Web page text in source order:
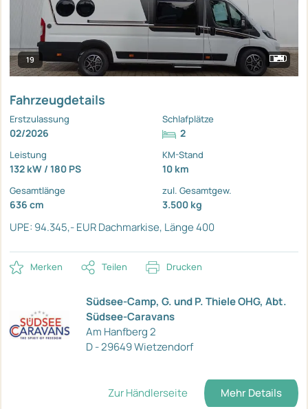
19
Fahrzeugdetails
Erstzulassung
02/2026
Schlafplätze
2
Leistung
132 kW / 180 PS
KM-Stand
10 km
Gesamtlänge
636 cm
zul. Gesamtgew.
3.500 kg
UPE: 94.345,- EURDachmarkise, Länge 400
Merken Teilen Drucken
Südsee-Camp, G. und P. Thiele OHG, Abt.
Südsee-Caravans
Am Hanfberg 2
D - 29649 Wietzendorf
Zur Händlerseite Mehr Details